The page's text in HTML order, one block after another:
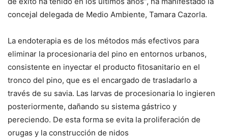
concejal delegada de Medio Ambiente, Tamara Cazorla.
La endoterapia es de los métodos más efectivos para
eliminar la procesionaria del pino en entornos urbanos,
consistente en inyectar el producto fitosanitario en el
tronco del pino, que es el encargado de trasladarlo a
través de su savia. Las larvas de procesionaria lo ingieren
posteriormente, dañando su sistema gástrico y
pereciendo. De esta forma se evita la proliferación de
orugas y la construcción de nidos